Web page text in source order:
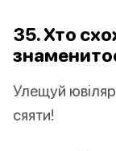
35. Хто
Улещуй
сяяти!